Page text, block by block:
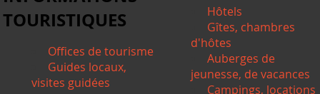
Hôtels
Gîtes, chambres
d'hôtes
Auberges de
jeunesse, de vacances
Campings, locations
TOURISTIQUES
Offices de tourisme
Guides locaux,
visites guidées